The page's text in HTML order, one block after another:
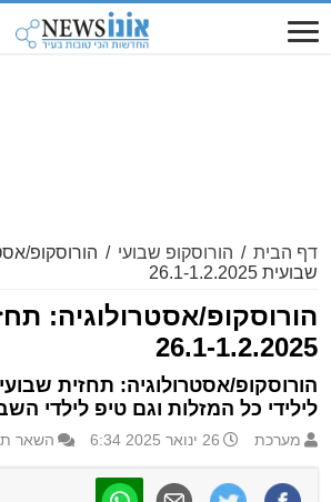
דף הבית / הורוסקופ שבועי / הורוסקופ/
שבועית 26.1-1.2.2025
הורוסקופ/אסטרולוגיה:
26.1-1.2.2025
לילידי כל המזלות וגם טיפ לילדי
מערכת 26 ינואר 2025 6:34 השאר